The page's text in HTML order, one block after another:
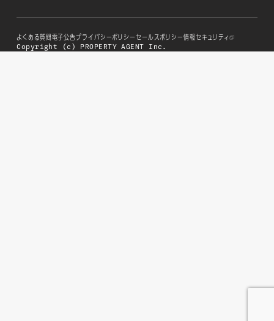
よくある質問電子公告プライバシーポリシーセールスポリシー情報セキュリティ
Copyright (c) PROPERTY AGENT Inc.